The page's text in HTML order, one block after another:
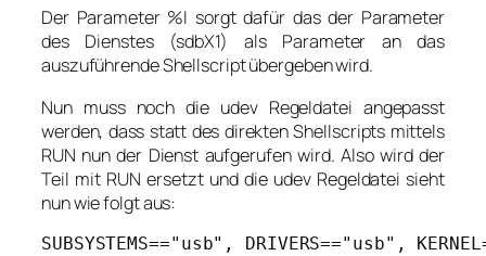
Der Parameter %I sorgt dafür das der Parameter
des Dienstes (sdbX1) als Parameter an das
auszuführende Shellscript übergeben wird.
Nun muss noch die udev Regeldatei angepasst
werden, dass statt des direkten Shellscripts mittels
RUN nun der Dienst aufgerufen wird. Also wird der
Teil mit RUN ersetzt und die udev Regeldatei sieht
nun wie folgt aus:
SUBSYSTEMS=="usb", DRIVERS=="usb",